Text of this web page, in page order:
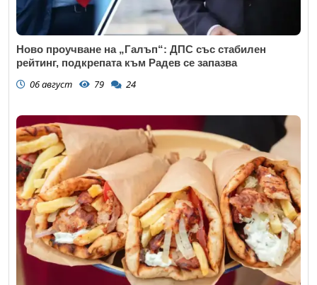
Ново проучване на „Галъп“: ДПС със стабилен
рейтинг, подкрепата към Радев се запазва
06 август 79 24